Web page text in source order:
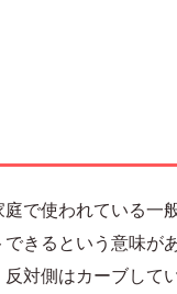
で使われている一
きるという意味が
対側はカーブし